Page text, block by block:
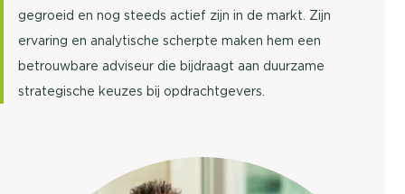
gegroeid en nog steeds actief zijn in de markt. Zijn
ervaring en analytische scherpte maken hem een
betrouwbare adviseur die bijdraagt aan duurzame
strategische keuzes bij opdrachtgevers.